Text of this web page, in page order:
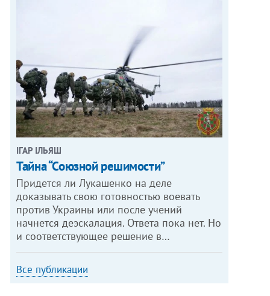
ІГАР ІЛЬЯШ
Тайна “Союзной решимости”
Придется ли Лукашенко на деле
доказывать свою готовностью воевать
против Украины или после учений
начнется деэскалация. Ответа пока нет. Но
и соответствующее решение в…
Все публикации